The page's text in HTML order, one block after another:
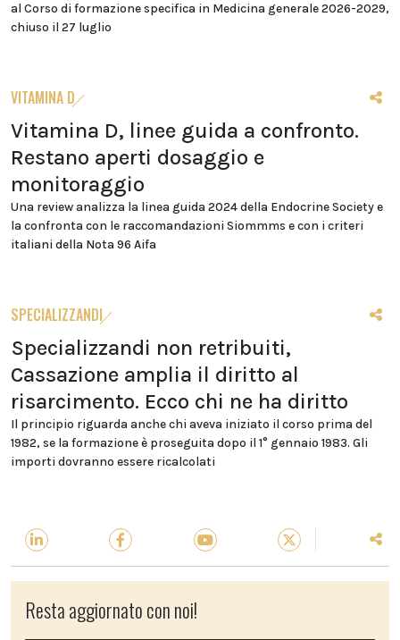
al Corso di formazione specifica in Medicina generale 2026-2029,
chiuso il 27 luglio
VITAMINA D
Vitamina D, linee guida a confronto.
Restano aperti dosaggio e
monitoraggio
Una review analizza la linea guida 2024 della Endocrine Society e
la confronta con le raccomandazioni Siommms e con i criteri
italiani della Nota 96 Aifa
SPECIALIZZANDI
Specializzandi non retribuiti,
Cassazione amplia il diritto al
risarcimento. Ecco chi ne ha diritto
Il principio riguarda anche chi aveva iniziato il corso prima del
1982, se la formazione è proseguita dopo il 1° gennaio 1983. Gli
importi dovranno essere ricalcolati
Resta aggiornato con noi!